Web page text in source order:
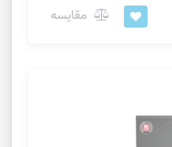
مقایسه